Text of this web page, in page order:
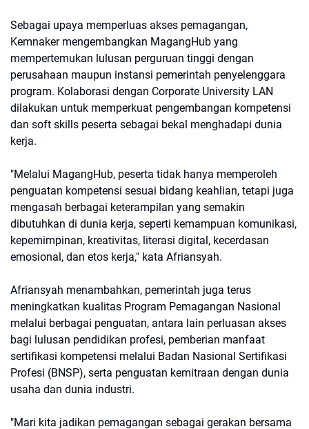
Sebagai upaya memperluas akses pemagangan,
Kemnaker mengembangkan MagangHub yang
mempertemukan lulusan perguruan tinggi dengan
perusahaan maupun instansi pemerintah penyelenggara
program. Kolaborasi dengan Corporate University LAN
dilakukan untuk memperkuat pengembangan kompetensi
dan soft skills peserta sebagai bekal menghadapi dunia
kerja.
"Melalui MagangHub, peserta tidak hanya memperoleh
penguatan kompetensi sesuai bidang keahlian, tetapi juga
mengasah berbagai keterampilan yang semakin
dibutuhkan di dunia kerja, seperti kemampuan komunikasi,
kepemimpinan, kreativitas, literasi digital, kecerdasan
emosional, dan etos kerja," kata Afriansyah.
Afriansyah menambahkan, pemerintah juga terus
meningkatkan kualitas Program Pemagangan Nasional
melalui berbagai penguatan, antara lain perluasan akses
bagi lulusan pendidikan profesi, pemberian manfaat
sertifikasi kompetensi melalui Badan Nasional Sertifikasi
Profesi (BNSP), serta penguatan kemitraan dengan dunia
usaha dan dunia industri.
"Mari kita jadikan pemagangan sebagai gerakan bersama